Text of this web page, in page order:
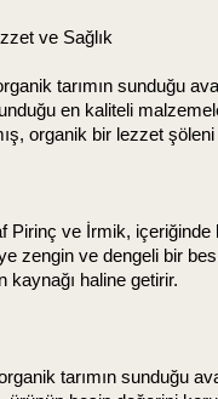
ve Sağlık
tarımın sunduğu
en kaliteli
organik bir lezzet
Pirinç ve İrmik,
zengin ve dengeli bir
kaynağı haline getirir.
tarımın sunduğu